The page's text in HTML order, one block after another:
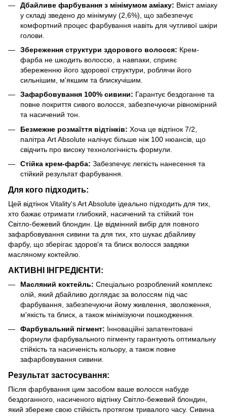
Дбайливе фарбування з мінімумом аміаку: Вміст аміаку
у складі зведено до мінімуму (2,6%), що забезпечує
комфортний процес фарбування навіть для чутливої шкіри
голови.
Збереження структури здорового волосся: Крем-
фарба не шкодить волоссю, а навпаки, сприяє
збереженню його здорової структури, роблячи його
сильнішим, м'якшим та блискучішим.
Зафарбовування 100% сивини: Гарантує бездоганне та
повне покриття сивого волосся, забезпечуючи рівномірний
та насичений тон.
Безмежне розмаїття відтінків: Хоча це відтінок 7/2,
палітра Art Absolute налічує більше ніж 100 нюансів, що
свідчить про високу технологічність формули.
Стійка крем-фарба: Забезпечує легкість нанесення та
стійкий результат фарбування.
Для кого підходить:
Цей відтінок Vitality's Art Absolute ідеально підходить для тих,
хто бажає отримати глибокий, насичений та стійкий тон
Світло-бежевий блондин. Це відмінний вибір для повного
зафарбовування сивини та для тих, хто шукає дбайливу
фарбу, що зберігає здоров'я та блиск волосся завдяки
масляному коктейлю.
АКТИВНІ ІНГРЕДІЄНТИ:
Масляний коктейль: Спеціально розроблений комплекс
олій, який дбайливо доглядає за волоссям під час
фарбування, забезпечуючи йому живлення, зволоження,
м'якість та блиск, а також мінімізуючи пошкодження.
Фарбувальний пігмент: Інноваційні запатентовані
формули фарбувального пігменту гарантують оптимальну
стійкість та насиченість кольору, а також повне
зафарбовування сивини.
Результат застосування:
Після фарбування цим засобом ваше волосся набуде
бездоганного, насиченого відтінку Світло-бежевий блондин,
який збереже свою стійкість протягом тривалого часу. Сивина